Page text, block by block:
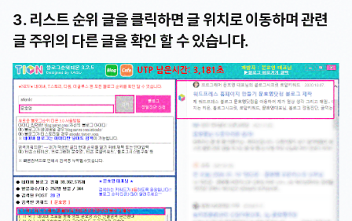
3. 리스트 순위 글을 클릭하면 글 위치로 이동하며 관련
글 주위의 다른 글을 확인 할 수 있습니다.